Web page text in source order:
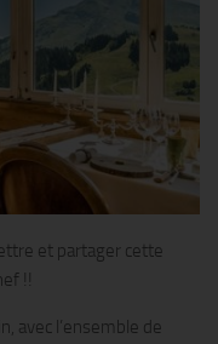
et partager cette
!!
avec l’ensemble de